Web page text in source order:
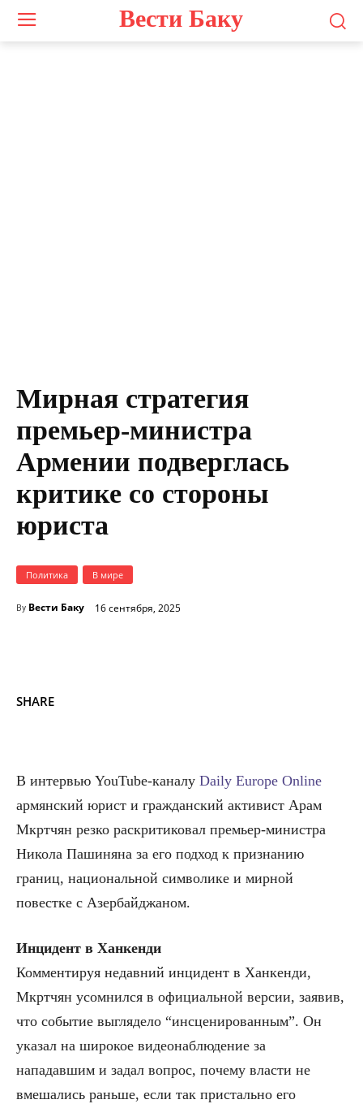
Вести Баку
Мирная стратегия
премьер-министра
Армении подверглась
критике со стороны
юриста
Политика В мире
By Вести Баку 16 сентября, 2025
SHARE
В интервью YouTube-каналу Daily Europe Online
армянский юрист и гражданский активист Арам
Мкртчян резко раскритиковал премьер-министра
Никола Пашиняна за его подход к признанию
границ, национальной символике и мирной
повестке с Азербайджаном.
Инцидент в Ханкенди
Комментируя недавний инцидент в Ханкенди,
Мкртчян усомнился в официальной версии, заявив,
что событие выглядело “инсценированным”. Он
указал на широкое видеонаблюдение за
нападавшим и задал вопрос, почему власти не
вмешались раньше, если так пристально его